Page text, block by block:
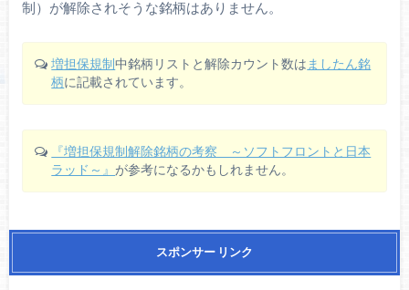
制）が解除されそうな銘柄はありません。
増担保規制中銘柄リストと解除カウント数はましたん銘
柄に記載されています。
『増担保規制解除銘柄の考察 ～ソフトフロントと日本
ラッド～』 が参考になるかもしれません。
スポンサー リンク